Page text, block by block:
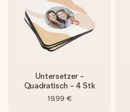
Untersetzer -
Quadratisch - 4 Stk
19,99 €